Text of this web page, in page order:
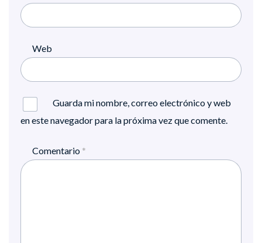
Web
Guarda mi nombre, correo electrónico y web
en este navegador para la próxima vez que comente.
Comentario *